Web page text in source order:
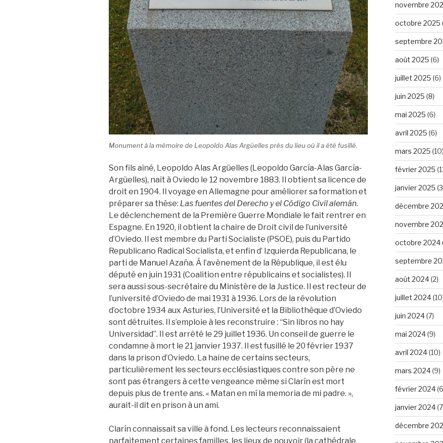
Monument à la mémoire de Leopoldo Alas Argüelles près du lieu où il a été fusillé.
Son fils aîné, Leopoldo Alas Argüelles (Leopoldo García-Alas García-
Argüelles), naît à Oviedo le 12 novembre 1883. Il obtient sa licence de
droit en 1904. Il voyage en Allemagne pour améliorer sa formation et
préparer sa thèse: Las fuentes del Derecho y el Código Civil alemán.
Le déclenchement de la Première Guerre Mondiale le fait rentrer en
Espagne. En 1920, il obtient la chaire de Droit civil de l’université
d’Oviedo. Il est membre du Parti Socialiste (PSOE), puis du Partido
Republicano Radical Socialista, et enfin d’ Izquierda Republicana, le
parti de Manuel Azaña. Á l’avènement de la République, il est élu
député en juin 1931 (Coalition entre républicains et socialistes). Il
sera aussi sous-secrétaire du Ministère de la Justice. Il est recteur de
l’université d’Oviedo de mai 1931 à 1936. Lors de la révolution
d’octobre 1934 aux Asturies, l’Université et la Bibliothèque d’Oviedo
sont détruites. Il s’emploie à les reconstruire : “Sin libros no hay
Universidad”. Il est arrêté le 29 juillet 1936. Un conseil de guerre le
condamne à mort le 21 janvier 1937. Il est fusillé le 20 février 1937
dans la prison d’Oviedo. La haine de certains secteurs,
particulièrement les secteurs ecclésiastiques contre son père ne
sont pas étrangers à cette vengeance même si Clarín est mort
depuis plus de trente ans. « Matan en mí la memoria de mi padre. »,
aurait-il dit en prison à un ami.
Clarín connaissait sa ville à fond. Les lecteurs reconnaissaient
parfaitement certaines familles, les lieux de pouvoir (la cathédrale,
novembre
octobre 2025
septembre
août 2025 (6)
juillet 2025 (6)
juin 2025 (8)
mai 2025 (6)
avril 2025 (6)
mars 2025 (10)
février 2025
janvier 2025
décembre
novembre
octobre 2024
septembre
août 2024(2)
juillet 2024
juin 2024(7)
mai 2024(9)
avril 2024(10)
mars 2024(9)
février 2024
janvier 2024
décembre